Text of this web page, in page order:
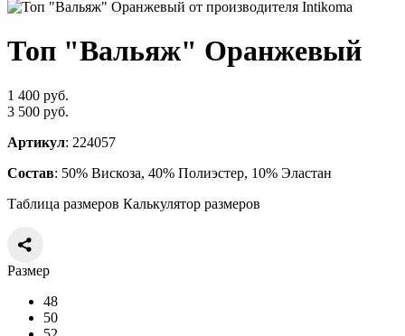
Топ "Вальяж" Оранжевый
1 400 руб.
3 500 руб.
Артикул: 224057
Состав: 50% Вискоза, 40% Полиэстер, 10% Эластан
Таблица размеров Калькулятор размеров
Размер
48
50